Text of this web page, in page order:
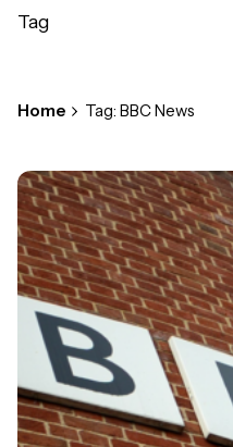
Tag
Home Tag: BBC News
Posted by
Ferdinand Chenot